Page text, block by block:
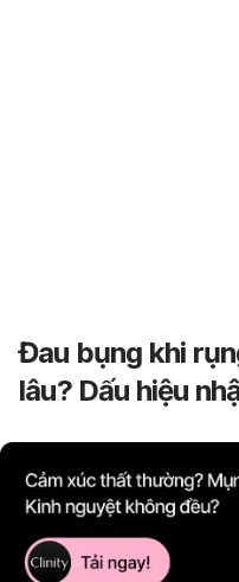
Đau bụng khi
lâu? Dấu hiệu